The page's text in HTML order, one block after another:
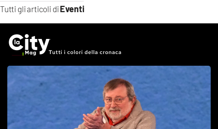
Tutti gli articoli di Eventi